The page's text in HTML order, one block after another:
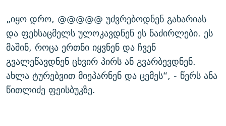
„იყო დრო, @@@@@ უძვრებოდნენ გახარიას
და ფეხსაცმელს ულოკავდნენ ეს ნაძირლები. ეს
მაშინ, როცა ერთნი იყვნენ და ჩვენ
გვალეწავდნენ ცხვირ პირს ან გვარბევდნენ.
ახლა ტურებვით მიეპარნენ და ცემეს“, - წერს ანა
წითლიძე ფეისბუკზე.